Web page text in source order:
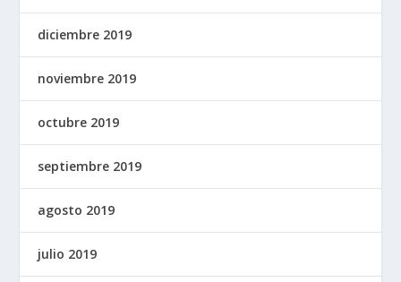
diciembre 2019
noviembre 2019
octubre 2019
septiembre 2019
agosto 2019
julio 2019